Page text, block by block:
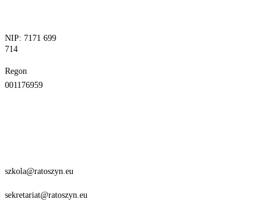
NIP: 7171 699
714
Regon
001176959
szkola@ratoszyn.eu
sekretariat@ratoszyn.eu